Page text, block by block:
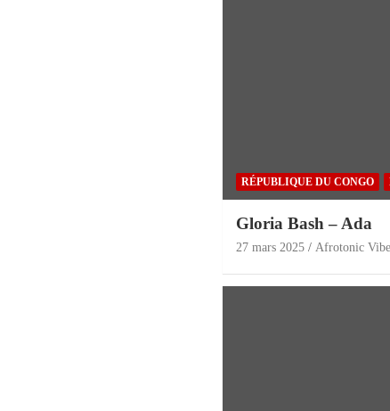
RÉPUBLIQUE DU CONGO
Gloria Bash – Ada
27 mars 2025 Afrotonic